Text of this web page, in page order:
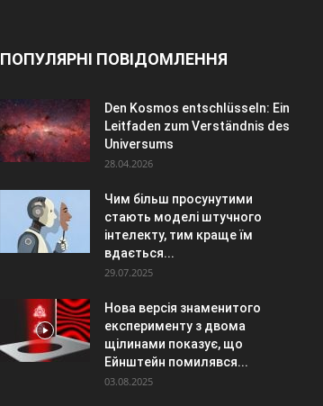
ПОПУЛЯРНІ ПОВІДОМЛЕННЯ
Den Kosmos entschlüsseln: Ein
Leitfaden zum Verständnis des
Universums
28.04.2026
Чим більш просунутими
стають моделі штучного
інтелекту, тим краще їм
вдається...
29.07.2025
Нова версія знаменитого
експерименту з двома
щілинами показує, що
Ейнштейн помилявся...
03.08.2025